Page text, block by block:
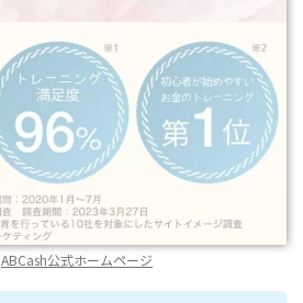
ABCash公式ホームページ